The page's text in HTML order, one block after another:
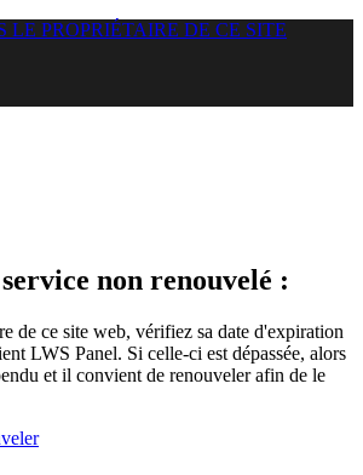
LE PROPRIÉTAIRE DE CE SITE
non renouvelé :
de ce site web, vérifiez sa date d'expiration
LWS Panel. Si celle-ci est dépassée, alors
et il convient de renouveler afin de le